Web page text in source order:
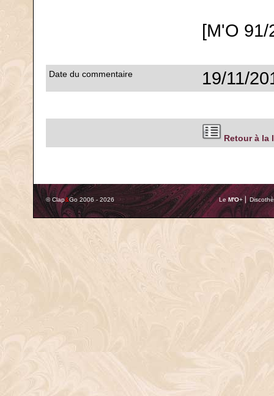
[M'O 91/
Date du commentaire 19/11/
Retour à la
© Clap&Go 2006 - 2026 Le M'O+ ⎢